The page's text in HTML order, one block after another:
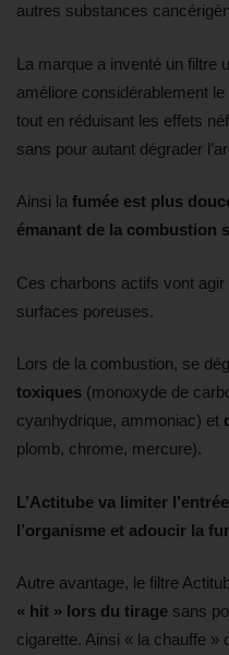
autres substances
La marque a inventé un filtre
améliore considérablement
tout en réduisant les effets
sans pour autant dégrader
Ainsi la fumée est plus
émanant de la combustion
Ces charbons actifs vont
surfaces poreuses.
Lors de la combustion, se
toxiques (monoxyde de
cyanhydrique, ammoniac) et
plomb, chrome, mercure).
L’Actitube va limiter
l’organisme et adoucir la
Autre avantage, le filtre
« hit » lors du tirage sans
cigarette. Ainsi « la chauffe »